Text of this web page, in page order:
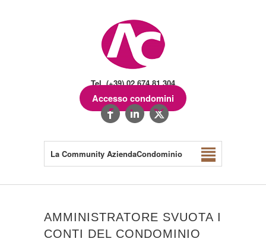
Tel. (+39) 02.674.81.304
Accesso condomini
La Community AziendaCondominio
AMMINISTRATORE SVUOTA I
CONTI DEL CONDOMINIO